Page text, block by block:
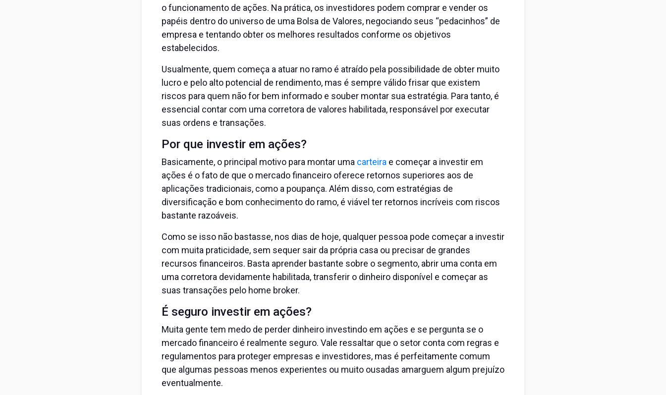
o funcionamento de ações. Na prática, os investidores podem comprar e vender os
papéis dentro do universo de uma Bolsa de Valores, negociando seus “pedacinhos” de
empresa e tentando obter os melhores resultados conforme os objetivos
estabelecidos.
Usualmente, quem começa a atuar no ramo é atraído pela possibilidade de obter muito
lucro e pelo alto potencial de rendimento, mas é sempre válido frisar que existem
riscos para quem não for bem informado e souber montar sua estratégia. Para tanto, é
essencial contar com uma corretora de valores habilitada, responsável por executar
suas ordens e transações.
Por que investir em ações?
Basicamente, o principal motivo para montar uma carteira e começar a investir em
ações é o fato de que o mercado financeiro oferece retornos superiores aos de
aplicações tradicionais, como a poupança. Além disso, com estratégias de
diversificação e bom conhecimento do ramo, é viável ter retornos incríveis com riscos
bastante razoáveis.
Como se isso não bastasse, nos dias de hoje, qualquer pessoa pode começar a investir
com muita praticidade, sem sequer sair da própria casa ou precisar de grandes
recursos financeiros. Basta aprender bastante sobre o segmento, abrir uma conta em
uma corretora devidamente habilitada, transferir o dinheiro disponível e começar as
suas transações pelo home broker.
É seguro investir em ações?
Muita gente tem medo de perder dinheiro investindo em ações e se pergunta se o
mercado financeiro é realmente seguro. Vale ressaltar que o setor conta com regras e
regulamentos para proteger empresas e investidores, mas é perfeitamente comum
que algumas pessoas menos experientes ou muito ousadas amarguem algum prejuízo
eventualmente.